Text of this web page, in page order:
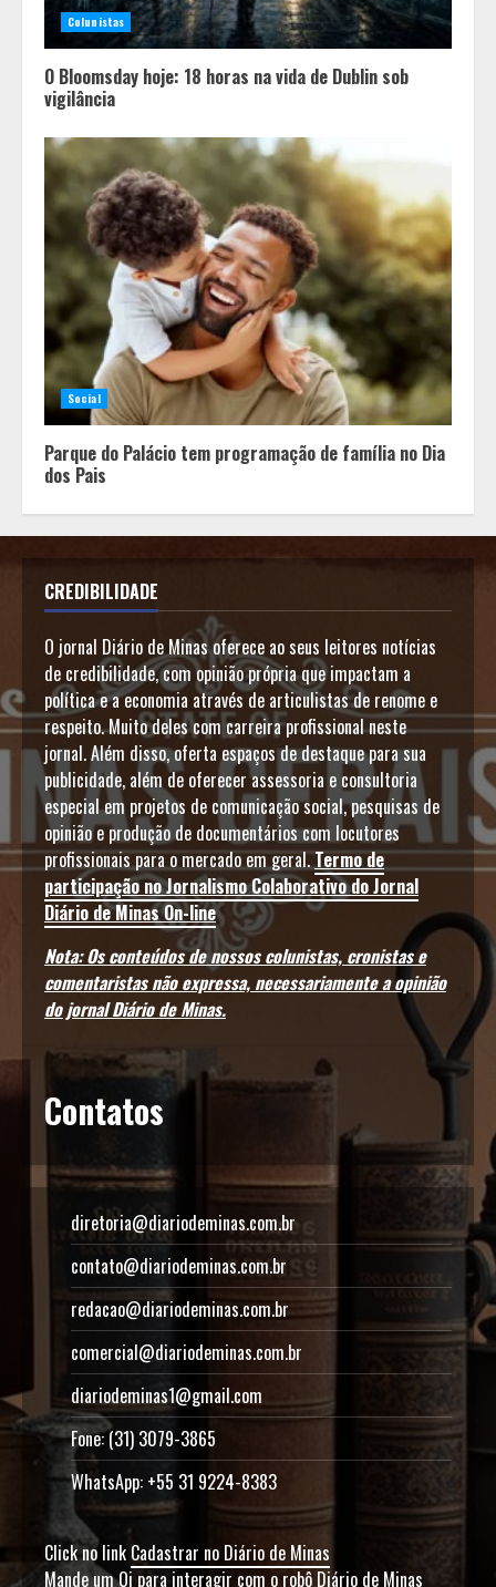
Colunistas
O Bloomsday hoje: 18 horas na vida de Dublin sob
vigilância
Social
Parque do Palácio tem programação de família no Dia
dos Pais
CREDIBILIDADE
O jornal Diário de Minas oferece ao seus leitores notícias
de credibilidade, com opinião própria que impactam a
política e a economia através de articulistas de renome e
respeito. Muito deles com carreira profissional neste
jornal. Além disso, oferta espaços de destaque para sua
publicidade, além de oferecer assessoria e consultoria
especial em projetos de comunicação social, pesquisas de
opinião e produção de documentários com locutores
profissionais para o mercado em geral.Termo de
participação no Jornalismo Colaborativo do Jornal
Diário de Minas On-line
Nota: Os conteúdos de nossos colunistas, cronistas e
comentaristas não expressa, necessariamente a opinião
do jornal Diário de Minas.
Contatos
diretoria@diariodeminas.com.br
contato@diariodeminas.com.br
redacao@diariodeminas.com.br
comercial@diariodeminas.com.br
diariodeminas1@gmail.com
Fone: (31) 3079-3865
WhatsApp: +55 31 9224-8383
Click no link Cadastrar no Diário de Minas
Mande um Oi para interagir com o robô Diário de Minas